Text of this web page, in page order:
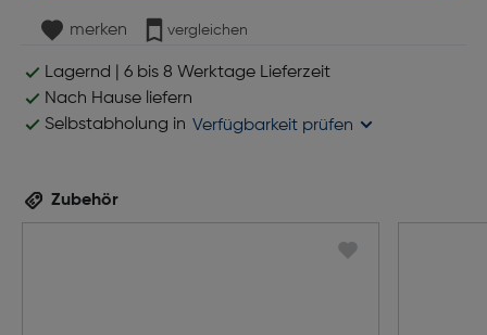
merken vergleichen
Lagernd | 6 bis 8 Werktage Lieferzeit
Nach Hause liefern
Selbstabholung in Verfügbarkeit prüfen
Zubehör